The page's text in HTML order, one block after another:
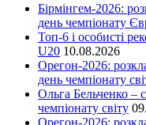
Бірмінгем-2026:
день чемпіонату
Топ-6 і особисті
U20 10.08.2026
Орегон-2026:
день чемпіонату
Ольга Бельченко –
чемпіонату світу
Орегон-2026: